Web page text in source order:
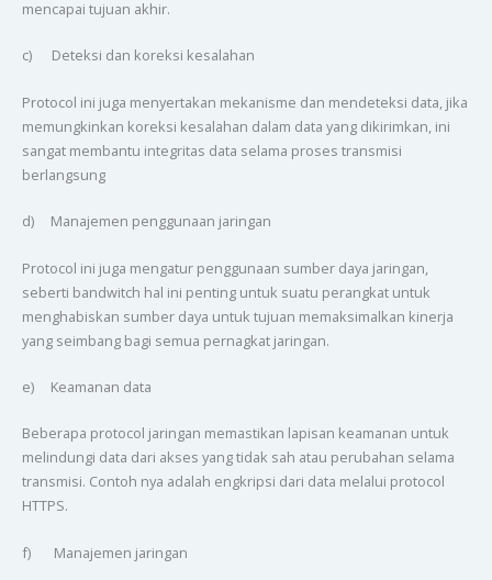
mencapai tujuan akhir.
c) Deteksi dan koreksi kesalahan
Protocol ini juga menyertakan mekanisme dan mendeteksi data, jika
memungkinkan koreksi kesalahan dalam data yang dikirimkan, ini
sangat membantu integritas data selama proses transmisi
berlangsung
d) Manajemen penggunaan jaringan
Protocol ini juga mengatur penggunaan sumber daya jaringan,
seberti bandwitch hal ini penting untuk suatu perangkat untuk
menghabiskan sumber daya untuk tujuan memaksimalkan kinerja
yang seimbang bagi semua pernagkat jaringan.
e) Keamanan data
Beberapa protocol jaringan memastikan lapisan keamanan untuk
melindungi data dari akses yang tidak sah atau perubahan selama
transmisi. Contoh nya adalah engkripsi dari data melalui protocol
HTTPS.
f) Manajemen jaringan